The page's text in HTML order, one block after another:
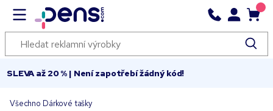
SLEVA až 20 % | Není zapotřebí žádný kód!
Všechno Dárkové tašky